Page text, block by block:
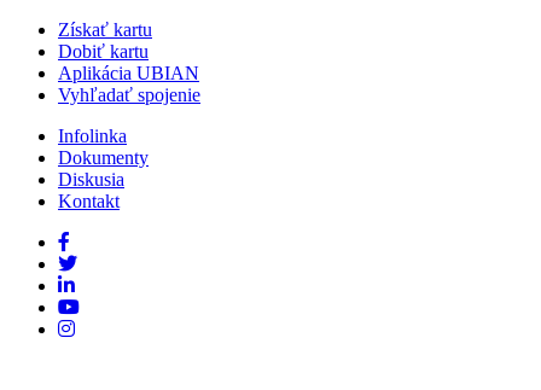
Získať kartu
Dobiť kartu
Aplikácia UBIAN
Vyhľadať spojenie
Infolinka
Dokumenty
Diskusia
Kontakt